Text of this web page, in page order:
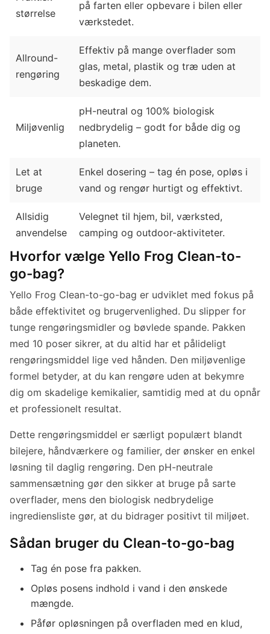
størrelse
på farten eller opbevare i bilen eller
værkstedet.
Allround-
rengøring
Effektiv på mange overflader som
glas, metal, plastik og træ uden at
beskadige dem.
Miljøvenlig
pH-neutral og 100% biologisk
nedbrydelig – godt for både dig og
planeten.
Let at
bruge
Enkel dosering – tag én pose, opløs i
vand og rengør hurtigt og effektivt.
Allsidig
anvendelse
Velegnet til hjem, bil, værksted,
camping og outdoor-aktiviteter.
Hvorfor vælge Yello Frog Clean-to-
go-bag?
Yello Frog Clean-to-go-bag er udviklet med fokus på
både effektivitet og brugervenlighed. Du slipper for
tunge rengøringsmidler og bøvlede spande. Pakken
med 10 poser sikrer, at du altid har et pålideligt
rengøringsmiddel lige ved hånden. Den miljøvenlige
formel betyder, at du kan rengøre uden at bekymre
dig om skadelige kemikalier, samtidig med at du opnår
et professionelt resultat.
Dette rengøringsmiddel er særligt populært blandt
bilejere, håndværkere og familier, der ønsker en enkel
løsning til daglig rengøring. Den pH-neutrale
sammensætning gør den sikker at bruge på sarte
overflader, mens den biologisk nedbrydelige
ingrediensliste gør, at du bidrager positivt til miljøet.
Sådan bruger du Clean-to-go-bag
Tag én pose fra pakken.
Opløs posens indhold i vand i den ønskede
mængde.
Påfør opløsningen på overfladen med en klud,